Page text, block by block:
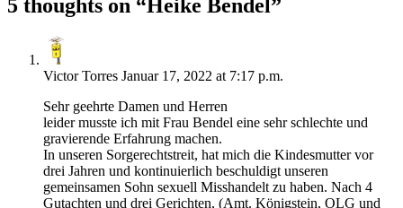
5 thoughts on “ Heike Bendel ”
Victor Torres Januar 17, 2022 at 7:17 p.m.
Sehr geehrte Damen und Herren
leider musste ich mit Frau Bendel eine sehr schlechte und
gravierende Erfahrung machen.
In unseren Sorgerechtstreit, hat mich die Kindesmutter vor
drei Jahren und kontinuierlich beschuldigt unseren
gemeinsamen Sohn sexuell Misshandelt zu haben. Nach 4
Gutachten und drei Gerichten, (Amt. Königstein, OLG und